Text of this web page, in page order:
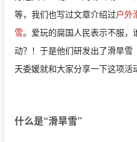
等，我们也写过文章介绍过户外
雪。爱玩的腐国人民表示不服
动？！于是他们研发出了滑旱
天委媛就和大家分享一下这项活
什么是“滑旱雪”